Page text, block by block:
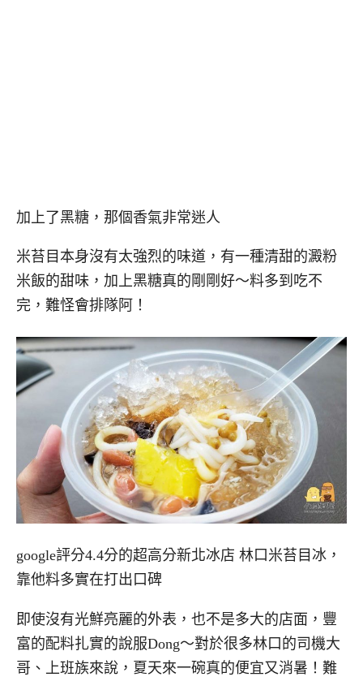
加上了黑糖，那個香氣非常迷人
米苔目本身沒有太強烈的味道，有一種清甜的澱粉
米飯的甜味，加上黑糖真的剛剛好～料多到吃不
完，難怪會排隊阿！
google評分4.4分的超高分新北冰店 林口米苔目冰，
靠他料多實在打出口碑
即使沒有光鮮亮麗的外表，也不是多大的店面，豐
富的配料扎實的說服Dong～對於很多林口的司機大
哥、上班族來說，夏天來一碗真的便宜又消暑！難